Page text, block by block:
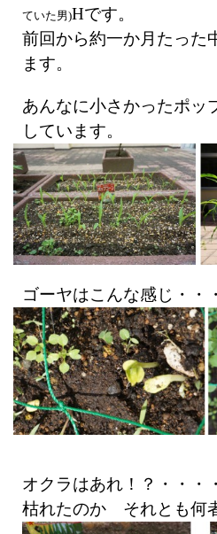
ていた男)Hです。
前回から約一か月たった
ます。
あんなに小さかったポ
しています。
ゴーヤはこんな感じ・・・
オクラはあれ！？・・
枯れたのか それとも何